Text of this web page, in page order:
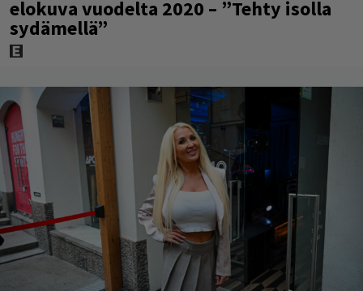
elokuva vuodelta 2020 – ”Tehty isolla
sydämellä”